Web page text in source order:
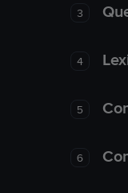
3
4
5
6